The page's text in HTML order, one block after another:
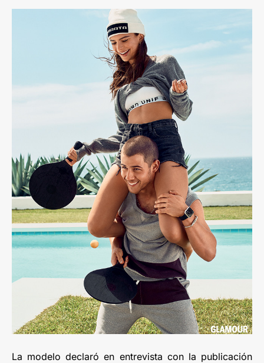
La modelo declaró en entrevista con la publicación